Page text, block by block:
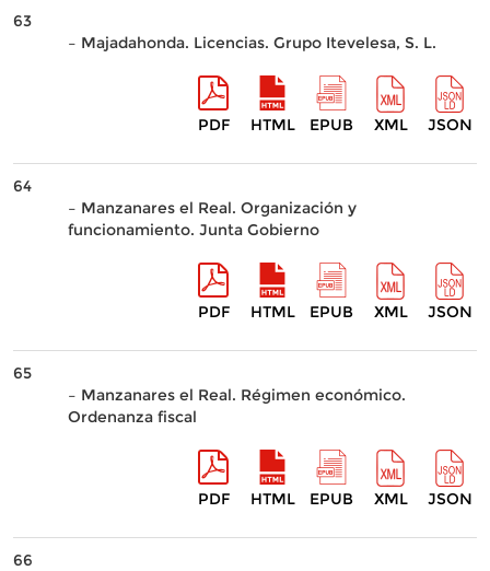
63
– Majadahonda. Licencias. Grupo Itevelesa, S. L.
PDF HTML EPUB XML JSON
64
– Manzanares el Real. Organización y
funcionamiento. Junta Gobierno
PDF HTML EPUB XML JSON
65
– Manzanares el Real. Régimen económico.
Ordenanza fiscal
PDF HTML EPUB XML JSON
66